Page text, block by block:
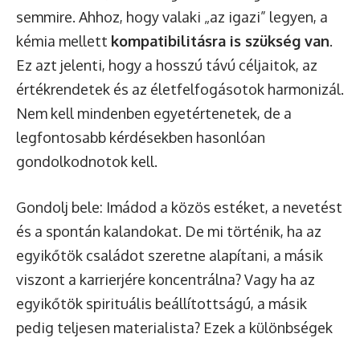
semmire. Ahhoz, hogy valaki „az igazi” legyen, a
kémia mellett kompatibilitásra is szükség van.
Ez azt jelenti, hogy a hosszú távú céljaitok, az
értékrendetek és az életfelfogásotok harmonizál.
Nem kell mindenben egyetértenetek, de a
legfontosabb kérdésekben hasonlóan
gondolkodnotok kell.
Gondolj bele: Imádod a közös estéket, a nevetést
és a spontán kalandokat. De mi történik, ha az
egyikőtök családot szeretne alapítani, a másik
viszont a karrierjére koncentrálna? Vagy ha az
egyikőtök spirituális beállítottságú, a másik
pedig teljesen materialista? Ezek a különbségek